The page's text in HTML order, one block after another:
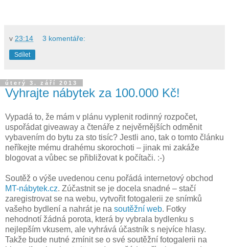
v 23:14 3 komentáře:
Sdílet
úterý 3. září 2013
Vyhrajte nábytek za 100.000 Kč!
Vypadá to, že mám v plánu vyplenit rodinný rozpočet,
uspořádat giveaway a čtenáře z nejvěrnějších odměnit
vybavením do bytu za sto tisíc? Jestli ano, tak o tomto článku
neříkejte mému drahému skorochoti – jinak mi zakáže
blogovat a vůbec se přibližovat k počítači. :-)
Soutěž o výše uvedenou cenu pořádá internetový obchod
MT-nábytek.cz. Zúčastnit se je docela snadné – stačí
zaregistrovat se na webu, vytvořit fotogalerii ze snímků
vašeho bydlení a nahrát je na soutěžní web. Fotky
nehodnotí žádná porota, která by vybrala bydlenku s
nejlepším vkusem, ale vyhrává účastník s nejvíce hlasy.
Takže bude nutné zmínit se o své soutěžní fotogalerii na